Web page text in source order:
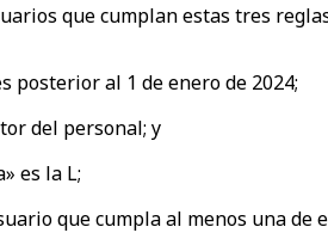
que cumplan estas tres
posterior al 1 de enero de 2024;
del personal; y
es la L;
que cumpla al menos una de